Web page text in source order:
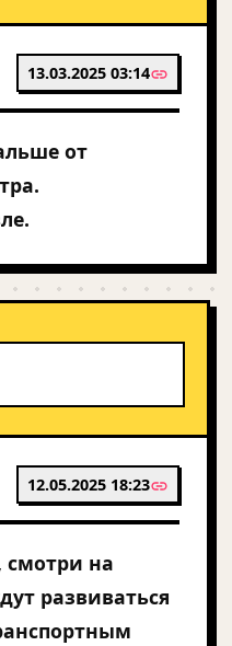
13.03.2025 03:14
от
12.05.2025 18:23
смотри на
развиваться